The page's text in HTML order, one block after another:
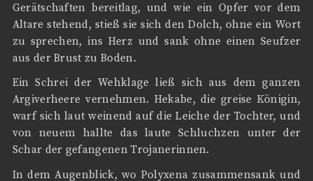
Gerätschaften bereitlag, und wie ein Opfer vor dem
Altare stehend, stieß sie sich den Dolch, ohne ein Wort
zu sprechen, ins Herz und sank ohne einen Seufzer
aus der Brust zu Boden.
Ein Schrei der Wehklage ließ sich aus dem ganzen
Argiverheere vernehmen. Hekabe, die greise Königin,
warf sich laut weinend auf die Leiche der Tochter, und
von neuem hallte das laute Schluchzen unter der
Schar der gefangenen Trojanerinnen.
In dem Augenblick, wo Polyxena zusammensank und